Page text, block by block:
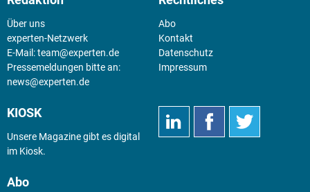
Über uns
experten-Netzwerk
E-Mail:team@experten.de
Pressemeldungen bitte an:
news@experten.de
Abo
Kontakt
Datenschutz
Impressum
KIOSK
Unsere Magazine gibt es digital
im Kiosk.
Abo